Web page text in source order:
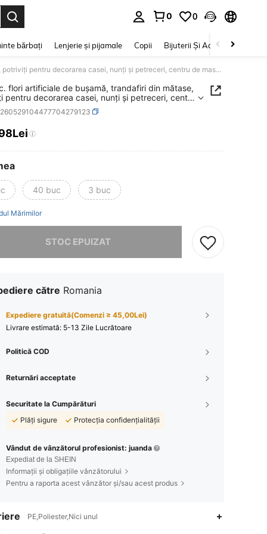
0 0
bărbați Lenjerie și pijamale Copii Bijuterii Și Accesorii
1/3 buc. flori artificiale de bușamă, trandafiri din mătase, potriviți pentru decorarea casei, nunți și petreceri, centru de masă, Ziua Îndrăgostiților, cadou de zi de naștere, ceremonie de absolvire și alte ocazii
flori artificiale de bușamă, trandafiri din mătase,
pentru decorarea casei, nunți și petreceri, centru
Ziua Îndrăgostiților, cadou de zi de naștere,
de absolvire și alte ocazii
AND AVAILABILITY
40 buc 3 buc
Mărimilor
STOC EPUIZAT
către Romania
Expediere gratuită(Comenzi ≥ 45,00Lei)
Livrare estimată: 5-13 Zile Lucrătoare
Politică COD
Returnări acceptate
Securitate la Cumpărături
Plăți sigure
Protecția confidențialității
Vândut de vânzătorul profesionist: juanda
Expediat de la SHEIN
Informații și obligațiile vânzătorului
Pentru a raporta acest vânzător și/sau acest produs
PE,Poliester,Nici unul